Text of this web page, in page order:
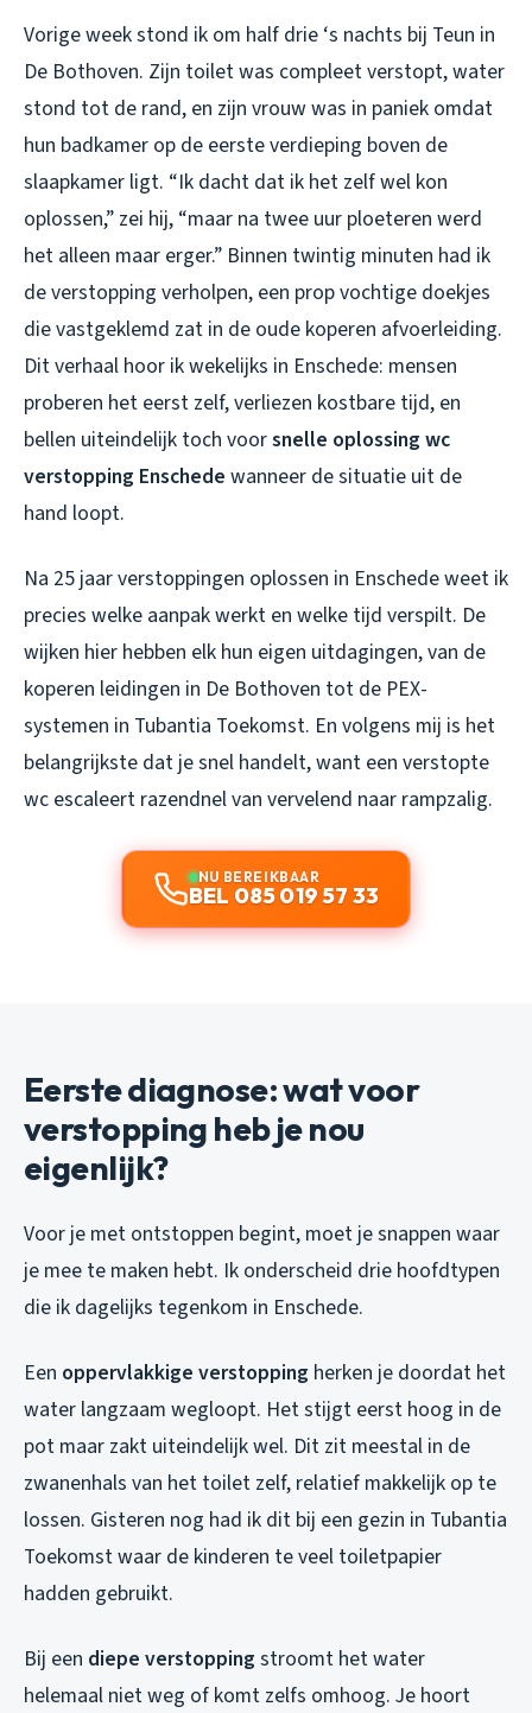
Vorige week stond ik om half drie ‘s nachts bij Teun in
De Bothoven. Zijn toilet was compleet verstopt, water
stond tot de rand, en zijn vrouw was in paniek omdat
hun badkamer op de eerste verdieping boven de
slaapkamer ligt. “Ik dacht dat ik het zelf wel kon
oplossen,” zei hij, “maar na twee uur ploeteren werd
het alleen maar erger.” Binnen twintig minuten had ik
de verstopping verholpen, een prop vochtige doekjes
die vastgeklemd zat in de oude koperen afvoerleiding.
Dit verhaal hoor ik wekelijks in Enschede: mensen
proberen het eerst zelf, verliezen kostbare tijd, en
bellen uiteindelijk toch voorsnelle oplossing wc
verstopping Enschede wanneer de situatie uit de
hand loopt.
Na 25 jaar verstoppingen oplossen in Enschede weet ik
precies welke aanpak werkt en welke tijd verspilt. De
wijken hier hebben elk hun eigen uitdagingen, van de
koperen leidingen in De Bothoven tot de PEX-
systemen in Tubantia Toekomst. En volgens mij is het
belangrijkste dat je snel handelt, want een verstopte
wc escaleert razendnel van vervelend naar rampzalig.
NU BEREIKBAAR
BEL 085 019 57 33
Eerste diagnose: wat voor
verstopping heb je nou
eigenlijk?
Voor je met ontstoppen begint, moet je snappen waar
je mee te maken hebt. Ik onderscheid drie hoofdtypen
die ik dagelijks tegenkom in Enschede.
Een oppervlakkige verstopping herken je doordat het
water langzaam wegloopt. Het stijgt eerst hoog in de
pot maar zakt uiteindelijk wel. Dit zit meestal in de
zwanenhals van het toilet zelf, relatief makkelijk op te
lossen. Gisteren nog had ik dit bij een gezin in Tubantia
Toekomst waar de kinderen te veel toiletpapier
hadden gebruikt.
Bij een diepe verstopping stroomt het water
helemaal niet weg of komt zelfs omhoog. Je hoort